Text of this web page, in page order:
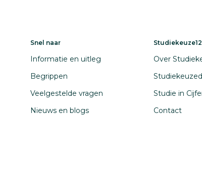
Snel naar
Informatie en uitleg
Begrippen
Veelgestelde vragen
Nieuws en blogs
Over
Studie in
Contact